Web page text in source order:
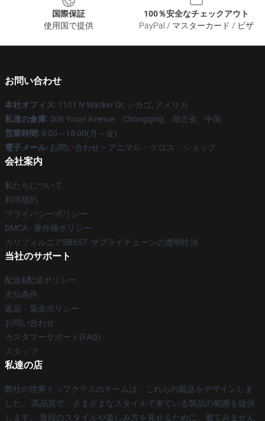
国際保証
使用国で提供
100％安全なチェックアウト
PayPal / マスターカード / ビザ
お問い合わせ
本社オフィス: 1101 N Wacker Dr, シカゴ, アメリカ
私達の倉庫: 508 Youyi Avenue、Chongqing、湖北省、中国
営業時間: 9:00～18:00(月～金)
電子メール: お問い合わせ – アニマル・クロス・ショップ
会社案内
私たちについて
利用規約
プライバシーポリシー
DMCA - 著作権ポリシー
カリフォルニアSB657: サプライチェーンの透明性法
当社のサポート
配送&配送ポリシー
支払条件
返品・返金ポリシー
お問い合わせ
カスタマーサポート(FAQ)
スタッフ
私達の店
弊社の世界トップクラスのチームは、これらの製品をデザインしま
した。 高品質で、さまざまなスタイルで来ている製品の範囲を提供
します。 普段のスタイルや楽しみ方を見せるために、着てみません